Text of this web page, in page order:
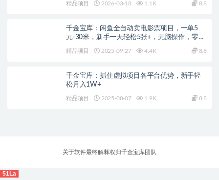
精品项目 2026-03-18 1.1K 8.8
千金宝库：闲鱼全自动卖电影票项目，一单5
元-30米，新手一天轻松5张+，无脑操作，零投
精品项目 2025-09-27 4.4K 8.8
千金宝库：抓住虚拟项目各平台优势，新手轻
松月入1W+
精品项目 2025-08-07 1.9K 8.8
关于软件最终解释权归千金宝库团队
51La